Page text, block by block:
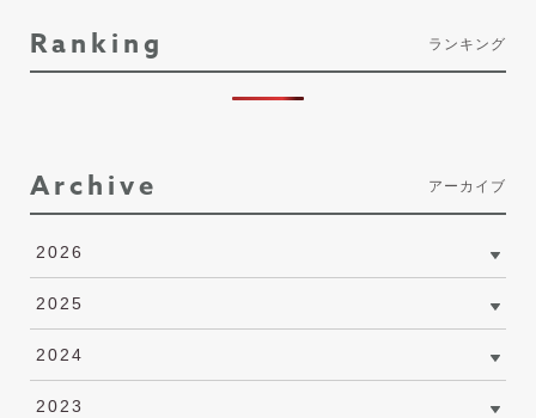
Ranking ランキング
Archive アーカイブ
2026
2025
2024
2023